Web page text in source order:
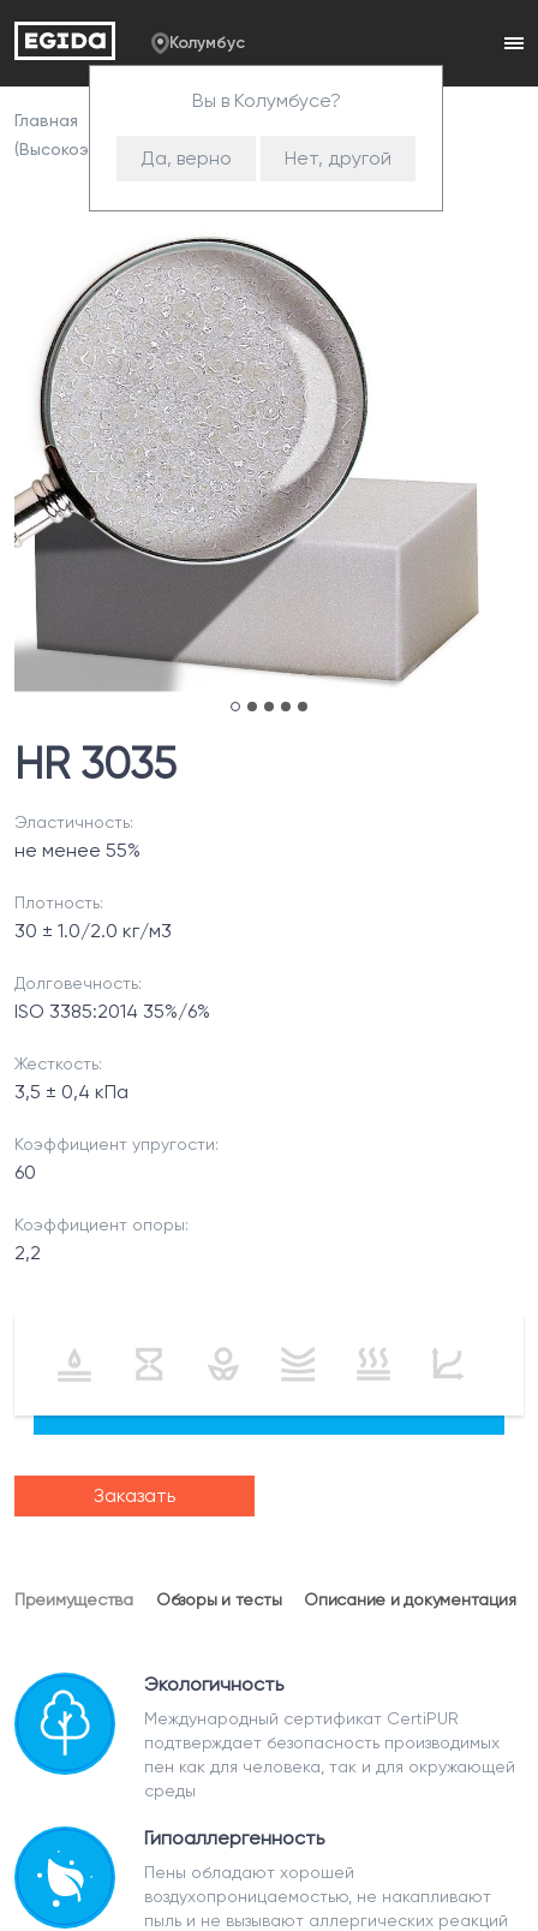
Колумбус
Вы в Колумбусе?
Да, верно Нет, другой
Главная
(Высокоэластичный ППУ)
HR 3035
HR 3035
Эластичность:
не менее 55%
Плотность:
30 ± 1.0/2.0 кг/м3
Долговечность:
ISO 3385:2014 35%/6%
Жесткость:
3,5 ± 0,4 кПа
Коэффициент упругости:
60
Коэффициент опоры:
2,2
Заказать
Преимущества Обзоры и тесты Описание и документация
Экологичность
Международный сертификат CertiPUR
подтверждает безопасность производимых
пен как для человека, так и для окружающей
среды
Гипоаллергенность
Пены обладают хорошей
воздухопроницаемостью, не накапливают
пыль и не вызывают аллергических реакций